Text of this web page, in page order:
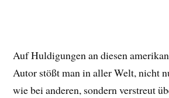
Auf Huldigungen an diesen
Autor stößt man in aller Welt, nicht
wie bei anderen, sondern verstreut